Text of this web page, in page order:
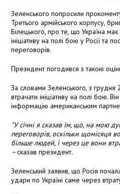
Зеленського попросили
Третього армійського корпусу,
Білецького, про те, що Україна
ініціативу на полі бою у Росії та
переговорів.
Президент погодився з такою
За словами Зеленського, з грудня
втрачати ініціативу на полі бою.
інформацію американським
"У січні я сказав їм, що, на мою
переговорів, оскільки щомісяця
більше людей, і через це вони
–сказав президент.
Зеленський заявив, що Росія
удари по Україні саме через